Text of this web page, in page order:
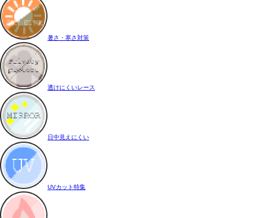
暑さ・寒さ対策
透けにくいレース
日中見えにくい
UVカット特集